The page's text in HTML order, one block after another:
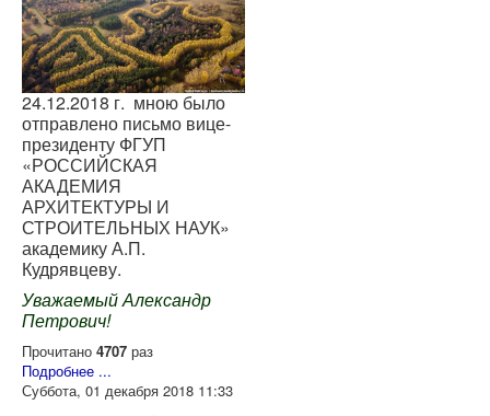
24.12.2018 г. мною было
отправлено письмо вице-
президенту ФГУП
«РОССИЙСКАЯ
АКАДЕМИЯ
АРХИТЕКТУРЫ И
СТРОИТЕЛЬНЫХ НАУК»
академику А.П.
Кудрявцеву.
Уважаемый Александр
Петрович!
Прочитано 4707 раз
Подробнее ...
Суббота, 01 декабря 2018 11:33